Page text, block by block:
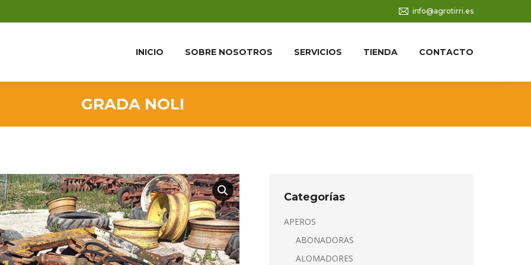
info@agrotirri.es
INICIO SOBRE NOSOTROS SERVICIOS TIENDA CONTACTO
GRADA NOLI
Categorías
APEROS
ABONADORAS
ALOMADORES